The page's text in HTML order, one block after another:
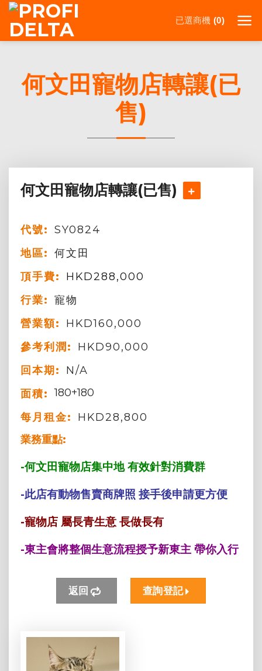
Skip
content
已選商機 0
何文田寵物店轉讓(已
售)
何文田寵物店轉讓(已售)
代號: SY0824
地區: 何文田
頂手費:
HKD288,000
行業: 寵物
營業額:
HKD160,000
參考利潤:
HKD90,000
回本期:
N/A
面積: 180+180
每月租金:
HKD28,800
業務重點:
-何文田寵物店集中地 有效針對消費群
-此店有動物售賣商牌照 接手後申請更方便
-寵物店 屬長青生意 長做長有
-東主會將整個生意流程授予新東主 帶你入行
返回 查詢登記